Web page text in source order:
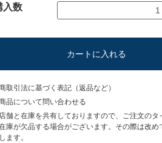
入数
カートに入れる
取引法に基づく表記（返品など）
品について問い合わせる
舗と在庫を共有しておりますので、ご注文のタ
庫が欠品する場合がございます。その際は改め
ます。